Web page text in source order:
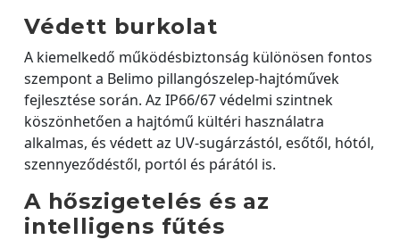
Védett burkolat
A kiemelkedő működésbiztonság különösen fontos
szempont a Belimo pillangószelep-hajtóművek
fejlesztése során. Az IP66/67 védelmi szintnek
köszönhetően a hajtómű kültéri használatra
alkalmas, és védett az UV-sugárzástól, esőtől, hótól,
szennyeződéstől, portól és párától is.
A hőszigetelés és az
intelligens fűtés